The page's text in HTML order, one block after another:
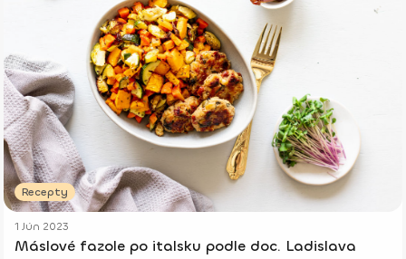
Recepty
1 Jún 2023
Máslové fazole po italsku podle doc. Ladislava